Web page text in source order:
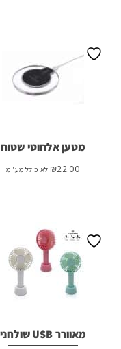
מטען אלחוטי שטוח
₪22.00 לא כולל מע"מ
מאוורר USB שולחני